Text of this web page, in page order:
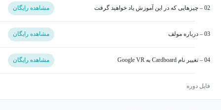
مشاهده رایگان
مشاهده رایگان
مشاهده رایگان
فایل دوره